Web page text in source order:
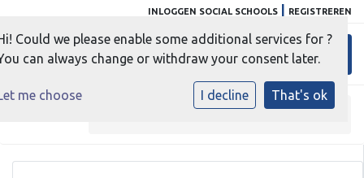
INLOGGEN SOCIAL SCHOOLS REGISTREREN
Could we please enable some additional services for ?
can always change or withdraw your consent later.
me choose I decline That's ok